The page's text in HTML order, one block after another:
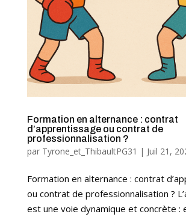
Formation en alternance : contrat
d’apprentissage ou contrat de
professionnalisation ?
par Tyrone_et_ThibaultPG31 | Juil 21,
Formation en alternance : contrat
ou contrat de professionnalisation ?
est une voie dynamique et concrète :